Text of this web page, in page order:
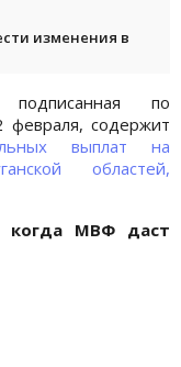
изменения в
по
февраля, содержит
выплат на
областей,
когда МВФ даст